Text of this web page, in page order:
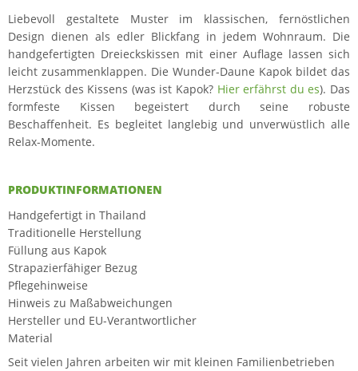
Liebevoll gestaltete Muster im klassischen, fernöstlichen
Design dienen als edler Blickfang in jedem Wohnraum. Die
handgefertigten Dreieckskissen mit einer Auflage lassen sich
leicht zusammenklappen. Die Wunder-Daune Kapok bildet das
Herzstück des Kissens (was ist Kapok? Hier erfährst du es). Das
formfeste Kissen begeistert durch seine robuste
Beschaffenheit. Es begleitet langlebig und unverwüstlich alle
Relax-Momente.
PRODUKTINFORMATIONEN
Handgefertigt in Thailand
Traditionelle Herstellung
Füllung aus Kapok
Strapazierfähiger Bezug
Pflegehinweise
Hinweis zu Maßabweichungen
Hersteller und EU-Verantwortlicher
Material
Seit vielen Jahren arbeiten wir mit kleinen Familienbetrieben